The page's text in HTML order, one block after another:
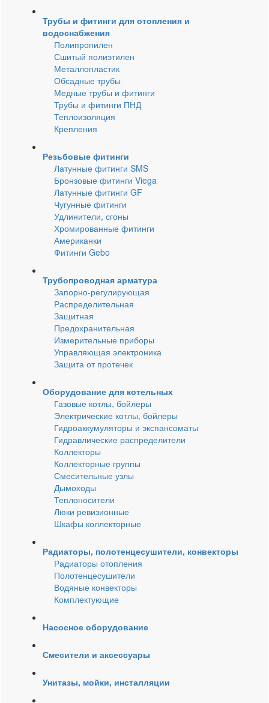
Трубы и фитинги для отопления и
водоснабжения
Полипропилен
Сшитый полиэтилен
Металлопластик
Обсадные трубы
Медные трубы и фитинги
Трубы и фитинги ПНД
Теплоизоляция
Крепления
Резьбовые фитинги
Латунные фитинги SMS
Бронзовые фитинги Viega
Латунные фитинги GF
Чугунные фитинги
Удлинители, сгоны
Хромированные фитинги
Американки
Фитинги Gebo
Трубопроводная арматура
Запорно-регулирующая
Распределительная
Защитная
Предохранительная
Измерительные приборы
Управляющая электроника
Защита от протечек
Оборудование для котельных
Газовые котлы, бойлеры
Электрические котлы, бойлеры
Гидроаккумуляторы и экспансоматы
Гидравлические распределители
Коллекторы
Коллекторные группы
Смесительные узлы
Дымоходы
Теплоносители
Люки ревизионные
Шкафы коллекторные
Радиаторы, полотенцесушители, конвекторы
Радиаторы отопления
Полотенцесушители
Водяные конвекторы
Комплектующие
Насосное оборудование
Смесители и аксессуары
Унитазы, мойки, инсталляции